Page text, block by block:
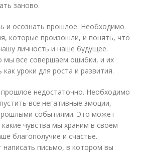
заново.
и осознать прошлое. Необходимо
которые произошли, и понять, что
личность и наше будущее.
мы все совершаем ошибки, и их
уроки для роста и развития.
недостаточно. Необходимо
все негативные эмоции,
событиями. Это может
чувства мы храним в своем
благополучие и счастье.
письмо, в котором вы